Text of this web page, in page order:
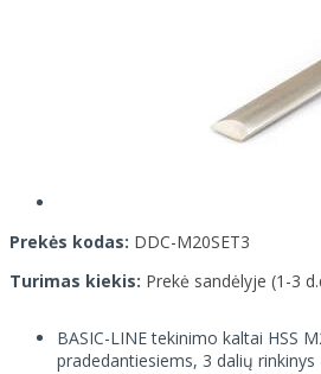
Prekės kodas: DDC-M20SET3
Turimas kiekis: Prekė sandėlyje (1-3
BASIC-LINE tekinimo kaltai HSS
pradedantiesiems, 3 dalių rinkinys